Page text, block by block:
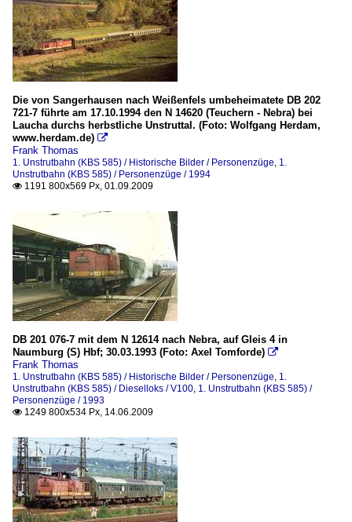
Die von Sangerhausen nach Weißenfels umbeheimatete DB 202
721-7 führte am 17.10.1994 den N 14620 (Teuchern - Nebra) bei
Laucha durchs herbstliche Unstruttal. (Foto: Wolfgang Herdam,
www.herdam.de) 
Frank Thomas
1. Unstrutbahn (KBS 585) / Historische Bilder / Personenzüge 1.
Unstrutbahn (KBS 585) / Personenzüge / 1994
 1191 800x569 Px, 01.09.2009
DB 201 076-7 mit dem N 12614 nach Nebra, auf Gleis 4 in
Naumburg (S) Hbf; 30.03.1993 (Foto: Axel Tomforde) 
Frank Thomas
1. Unstrutbahn (KBS 585) / Historische Bilder / Personenzüge 1.
Unstrutbahn (KBS 585) / Dieselloks / V100 1. Unstrutbahn (KBS 585) /
Personenzüge / 1993
 1249 800x534 Px, 14.06.2009